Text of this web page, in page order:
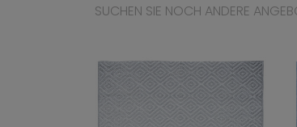
SUCHEN SIE NOCH ANDERE